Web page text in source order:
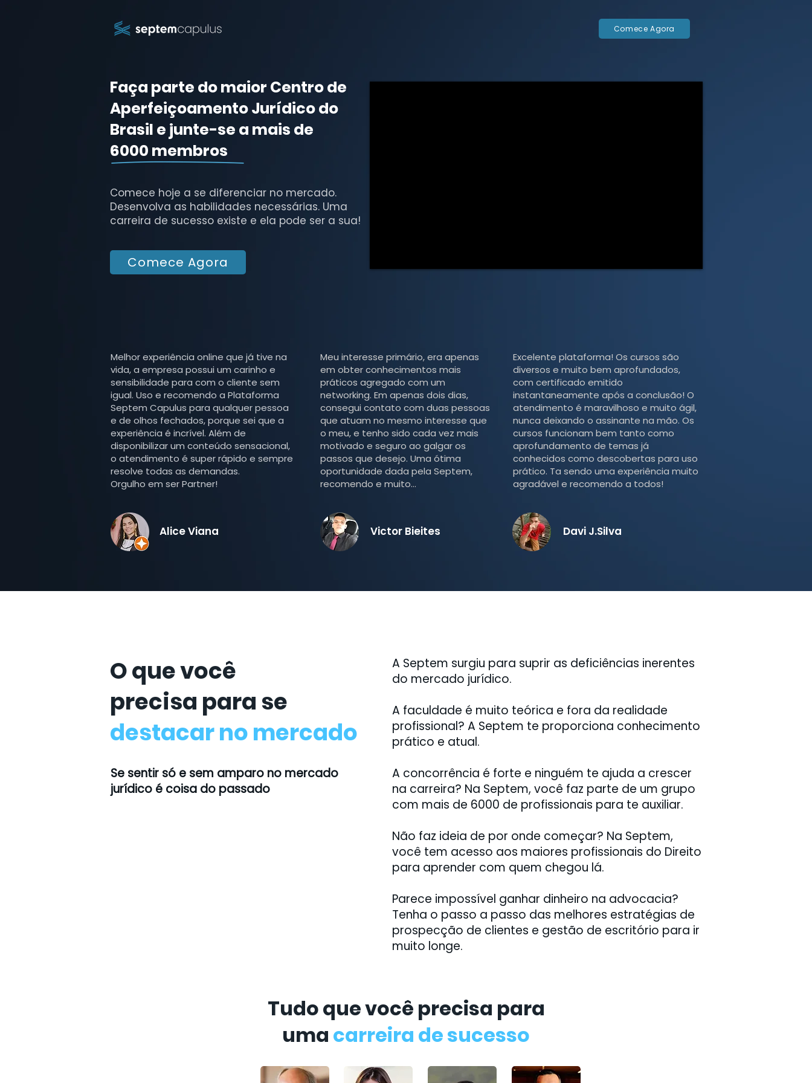
Comece Agora
Faça parte do maior Centro de
Aperfeiçoamento Jurídico do
Brasil e junte-se a mais de
6000 membros
Comece hoje a se diferenciar no mercado.
Desenvolva as habilidades necessárias. Uma
carreira de sucesso existe e ela pode ser a sua!
Comece Agora
Melhor experiência online que já tive na
vida, a empresa possui um carinho e
sensibilidade para com o cliente sem
igual. Uso e recomendo a Plataforma
Septem Capulus para qualquer pessoa
e de olhos fechados, porque sei que a
experiência é incrível. Além de
disponibilizar um conteúdo sensacional,
o atendimento é super rápido e sempre
resolve todas as demandas.
Orgulho em ser Partner!
Meu interesse primário, era apenas
em obter conhecimentos mais
práticos agregado com um
networking. Em apenas dois dias,
consegui contato com duas pessoas
que atuam no mesmo interesse que
o meu, e tenho sido cada vez mais
motivado e seguro ao galgar os
passos que desejo. Uma ótima
oportunidade dada pela Septem,
recomendo e muito...
Excelente plataforma! Os cursos são
diversos e muito bem aprofundados,
com certificado emitido
instantaneamente após a conclusão! O
atendimento é maravilhoso e muito ágil,
nunca deixando o assinante na mão. Os
cursos funcionam bem tanto como
aprofundamento de temas já
conhecidos como descobertas para uso
prático. Ta sendo uma experiência muito
agradável e recomendo a todos!
Alice Viana Victor Bieites Davi J.Silva
O que você
precisa para se
destacar no mercado
Se sentir só e sem amparo no mercado
jurídico é coisa do passado
A Septem surgiu para suprir as deficiências inerentes
do mercado jurídico.
A faculdade é muito teórica e fora da realidade
profissional? A Septem te proporciona conhecimento
prático e atual.
A concorrência é forte e ninguém te ajuda a crescer
na carreira? Na Septem, você faz parte de um grupo
com mais de 6000 de profissionais para te auxiliar.
Não faz ideia de por onde começar? Na Septem,
você tem acesso aos maiores profissionais do Direito
para aprender com quem chegou lá.
Parece impossível ganhar dinheiro na advocacia?
Tenha o passo a passo das melhores estratégias de
prospecção de clientes e gestão de escritório para ir
muito longe.
Tudo que você precisa para
uma
carreira de sucesso
Tudo que você precisa para
uma carreira de sucesso